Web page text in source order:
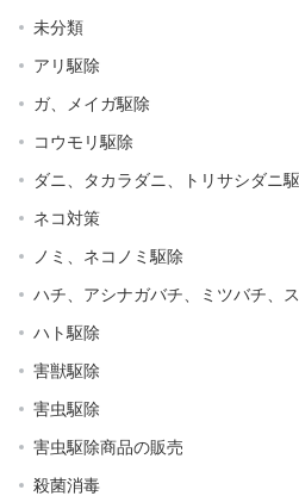
未分類
アリ駆除
ガ、メイガ駆除
コウモリ駆除
ダニ、タカラダニ、トリサシダニ
ネコ対策
ノミ、ネコノミ駆除
ハチ、アシナガバチ、ミツバチ、
ハト駆除
害獣駆除
害虫駆除
害虫駆除商品の販売
殺菌消毒